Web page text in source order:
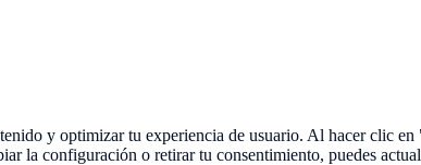
y optimizar tu experiencia de usuario. Al hacer clic
la configuración o retirar tu consentimiento, puedes